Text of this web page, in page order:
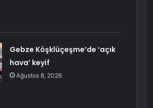
Gebze Köşklüçeşme’de ‘açık
hava’ keyif
Ağustos 8, 2026